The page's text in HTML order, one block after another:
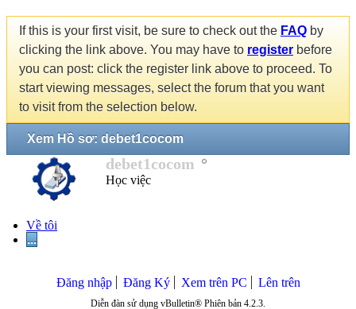
If this is your first visit, be sure to check out the FAQ by
clicking the link above. You may have to register before
you can post: click the register link above to proceed. To
start viewing messages, select the forum that you want
to visit from the selection below.
Xem Hồ sơ: debet1cocom
debet1cocom
Học việc
Về tôi
...
Đăng nhập Đăng Ký Xem trên PC Lên trên
Diễn đàn sử dụng vBulletin® Phiên bản 4.2.3.